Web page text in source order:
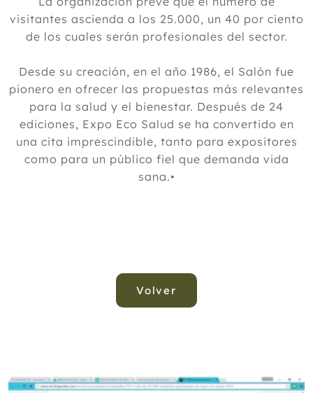
visitantes ascienda a los 25.000, un 40 por ciento
de los cuales serán profesionales del sector.
Desde su creación, en el año 1986, el Salón fue
pionero en ofrecer las propuestas más relevantes
para la salud y el bienestar. Después de 24
ediciones, Expo Eco Salud se ha convertido en
una cita imprescindible, tanto para expositores
como para un público fiel que demanda vida
sana.•
Volver